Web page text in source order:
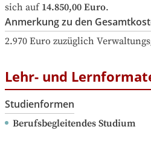
sich auf 14.850,00 Euro.
Anmerkung zu den
2.970 Euro zuzüglich
Lehr- und
Studienformen
Berufsbegleitendes Studium